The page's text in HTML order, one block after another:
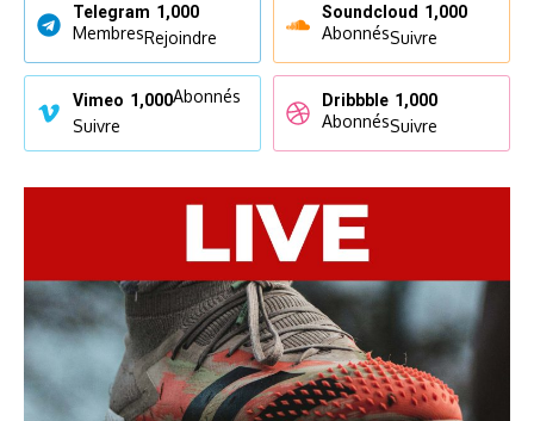
Telegram 1,000
MembresRejoindre
Soundcloud 1,000
AbonnésSuivre
Vimeo 1,000Abonnés
Suivre
Dribbble 1,000
AbonnésSuivre